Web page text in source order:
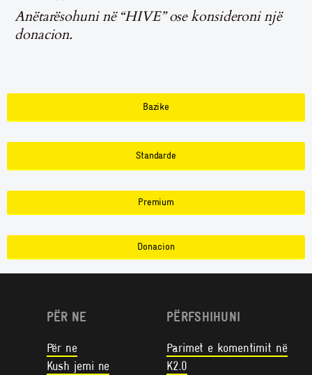
Anëtarësohuni në “HIVE” ose konsideroni një
donacion.
Bazike
Standarde
Premium
Donacion
PËR NE
Për ne
Kush jemi ne
PËRFSHIHUNI
Parimet e komentimit në
K2.0